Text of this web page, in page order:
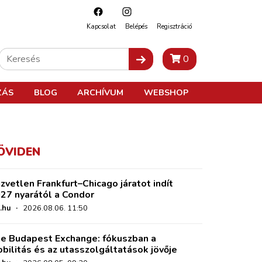
Kapcsolat Belépés Regisztráció
0
BLOG ARCHÍVUM WEBSHOP
Frankfurt–Chicago járatot indít
nyarától a Condor
· 2026.08.06. 11:50
Budapest Exchange: fókuszban a
és az utasszolgáltatások jövője